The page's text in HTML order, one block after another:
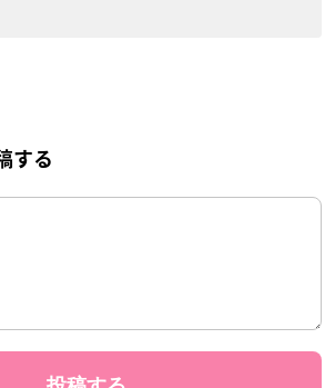
する